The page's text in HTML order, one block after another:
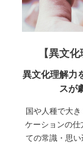
【異文
異文化理解力
スが
国や人種で大
ケーションの
ての常識・思